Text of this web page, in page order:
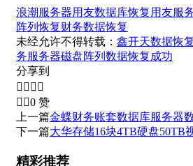
浪潮服务器用友数据库恢复 用友服
阵列恢复财务数据恢复
未经允许不得转载： 鑫开天数据恢复
务服务器磁盘阵列数据恢复成功
分享到
   
 0 赞
上一篇金蝶财务账套数据库服务器
下一篇大华存储16块4TB硬盘50TB
精彩推荐